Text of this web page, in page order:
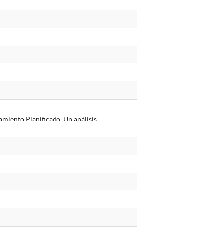
Planificado. Un análisis